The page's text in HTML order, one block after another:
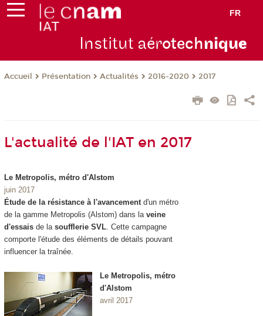
FR
Institut aérotechnique
Accueil Présentation Actualités 2016-2020 2017
L'actualité de l'IAT en 2017
Le Metropolis, métro d'Alstom
juin 2017
Étude de la résistance à l'avancementd'un métro
de la gamme Metropolis (Alstom) dans la veine
d'essaisde la soufflerie SVL. Cette campagne
comporte l'étude des éléments de détails pouvant
influencer la traînée.
Le Metropolis, métro
d'Alstom
avril 2017